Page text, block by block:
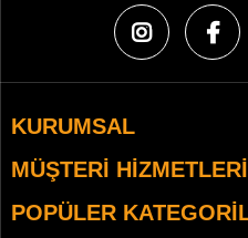
KURUMSAL
MÜŞTERI HIZMETLERI
POPÜLER